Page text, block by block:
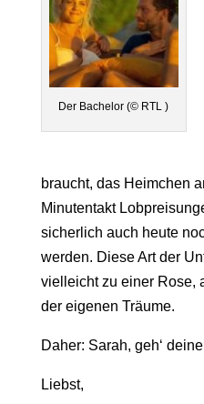
Der Bachelor (© RTL )
braucht, das Heimchen
Minutentakt
sicherlich auch heute
werden. Diese Art der
vielleicht zu einer Rose,
der eigenen Träume.
Daher: Sarah, geh‘
Liebst,